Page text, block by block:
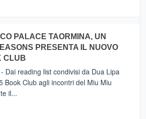
PALACE TAORMINA, UN
PRESENTA IL NUOVO
CLUB
Dai reading list condivisi da Dua Lipa
Book Club agli incontri del Miu Miu
il...